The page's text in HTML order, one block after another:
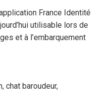
France Identité
utilisable lors de
et à l’embarquement
chat baroudeur,